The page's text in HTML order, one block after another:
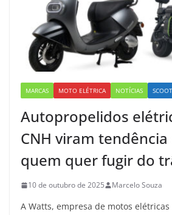
MARCAS MOTO ELÉTRICA NOTÍCIAS
Autopropelidos
CNH viram
quem quer fugir do
10 de outubro de 2025 Marcelo Souza
A Watts, empresa de motos